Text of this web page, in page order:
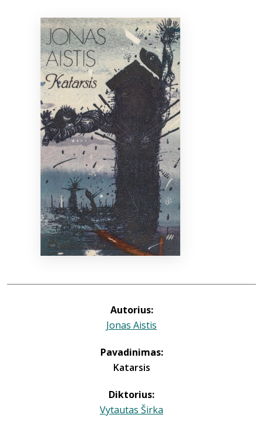
Naujienos
Bibliotekoms
Autorius:
Jonas Aistis
Pavadinimas:
Katarsis
Diktorius:
Vytautas Širka